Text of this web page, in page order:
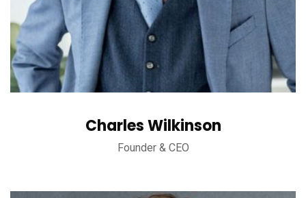
Charles Wilkinson
Founder & CEO